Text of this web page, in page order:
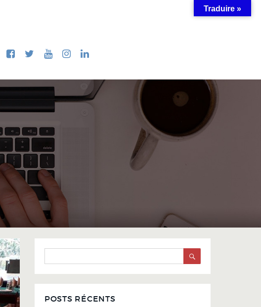
for:
SEARCH
POSTS RÉCENTS
Traduire »